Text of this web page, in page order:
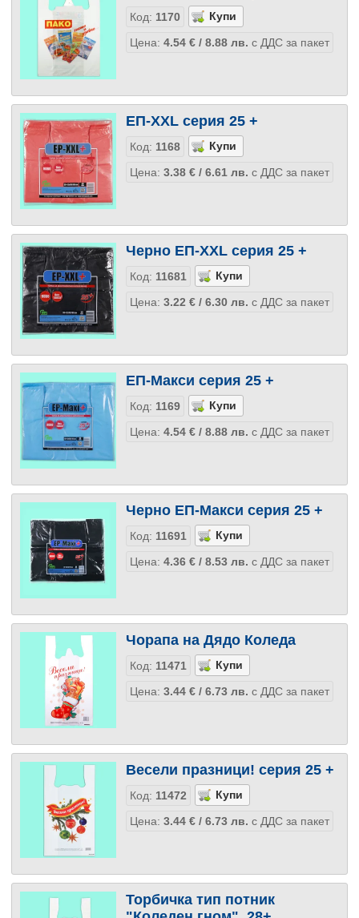
Код: 1170
Цена: 4.54 €/ 8.88 лв. с ДДС за пакет
ЕП-XXL серия 25 +
Код: 1168
Цена: 3.38 €/ 6.61 лв. с ДДС за пакет
Черно ЕП-XXL серия 25 +
Код: 11681
Цена: 3.22 €/ 6.30 лв. с ДДС за пакет
ЕП-Макси серия 25 +
Код: 1169
Цена: 4.54 €/ 8.88 лв. с ДДС за пакет
Черно ЕП-Макси серия 25 +
Код: 11691
Цена: 4.36 €/ 8.53 лв. с ДДС за пакет
Чорапа на Дядо Коледа
Код: 11471
Цена: 3.44 €/ 6.73 лв. с ДДС за пакет
Весели празници! серия 25 +
Код: 11472
Цена: 3.44 €/ 6.73 лв. с ДДС за пакет
Торбичка тип потник